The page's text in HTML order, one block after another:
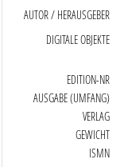
AUTOR / HERAUSGEBER
DIGITALE OBJEKTE
EDITION-NR
AUSGABE (UMFANG)
VERLAG
GEWICHT
ISMN